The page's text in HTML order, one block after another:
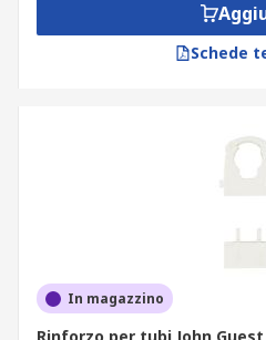
Schede
In magazzino